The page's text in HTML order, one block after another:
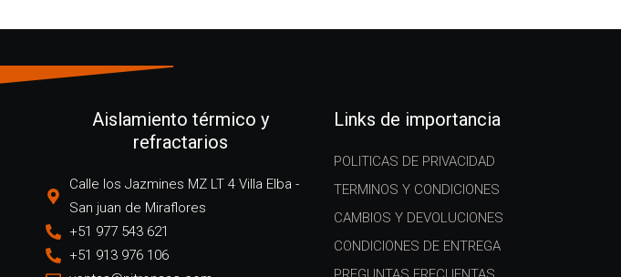
Aislamiento térmico y
refractarios
Calle los Jazmines MZ LT 4 Villa Elba -
San juan de Miraflores
+51 977 543 621
+51 913 976 106
Links de importancia
POLITICAS DE PRIVACIDAD
TERMINOS Y CONDICIONES
CAMBIOS Y DEVOLUCIONES
CONDICIONES DE ENTREGA